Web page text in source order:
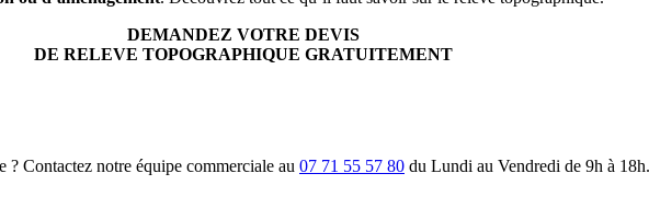
DEMANDEZ VOTRE DEVIS
DE RELEVE TOPOGRAPHIQUE GRATUITEMENT
Contactez notre équipe commerciale au 07 71 55 57 80 du Lundi au Vendredi de 9h à 18h.